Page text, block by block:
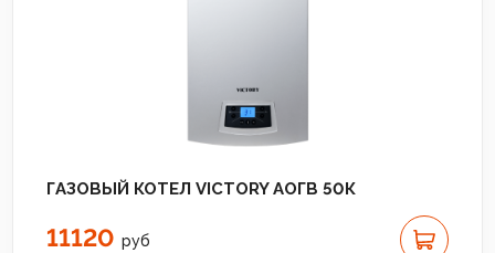
ГАЗОВЫЙ КОТЕЛ VICTORY АОГВ 50К
11120 руб